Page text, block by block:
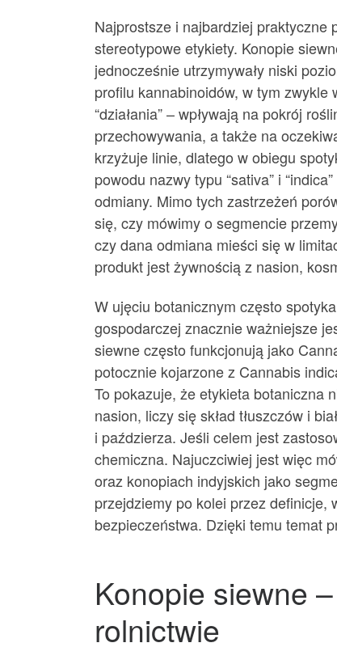
Najprostsze i najbardziej praktyczne
stereotypowe etykiety. Konopie
jednocześnie utrzymywały niski
profilu kannabinoidów, w tym
“działania” – wpływają na pokrój
przechowywania, a także na
krzyżuje linie, dlatego w obiegu
powodu nazwy typu “sativa” i
odmiany. Mimo tych zastrzeżeń
się, czy mówimy o segmencie
czy dana odmiana mieści się w
produkt jest żywnością z nasion,
W ujęciu botanicznym często
gospodarczej znacznie ważniejsze
siewne często funkcjonują jako
potocznie kojarzone z Cannabis
To pokazuje, że etykieta botaniczna
nasion, liczy się skład tłuszczów i
i paździerza. Jeśli celem jest
chemiczna. Najuczciwiej jest więc
oraz konopiach indyjskich jako
przejdziemy po kolei przez definicje,
bezpieczeństwa. Dzięki temu temat
Konopie siewne
rolnictwie